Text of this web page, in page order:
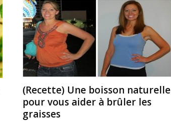
(Recette) Une boisson naturelle
pour vous aider à brûler les
graisses